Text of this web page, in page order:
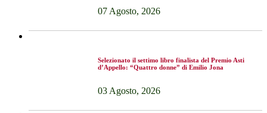
07 Agosto, 2026
Selezionato il settimo libro finalista del Premio Asti
d’Appello: “Quattro donne” di Emilio Jona
03 Agosto, 2026